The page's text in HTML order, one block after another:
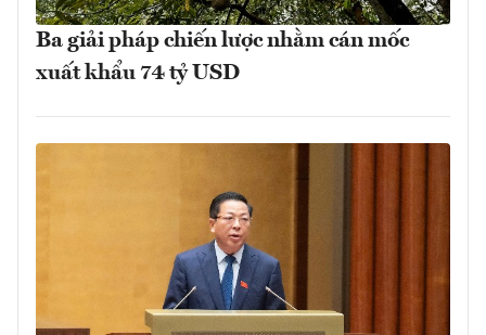
Ba giải pháp chiến lược nhằm cán mốc
xuất khẩu 74 tỷ USD